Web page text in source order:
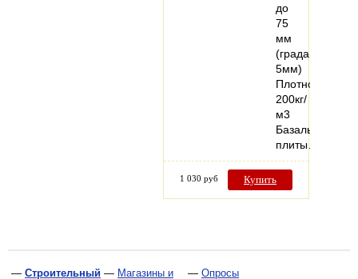
до
75
мм
(градация
5мм)
Плотность
200кг/
м3
Базальтовые
плиты…
1 030 руб Купить
— Строительный — Магазины и
— Опросы